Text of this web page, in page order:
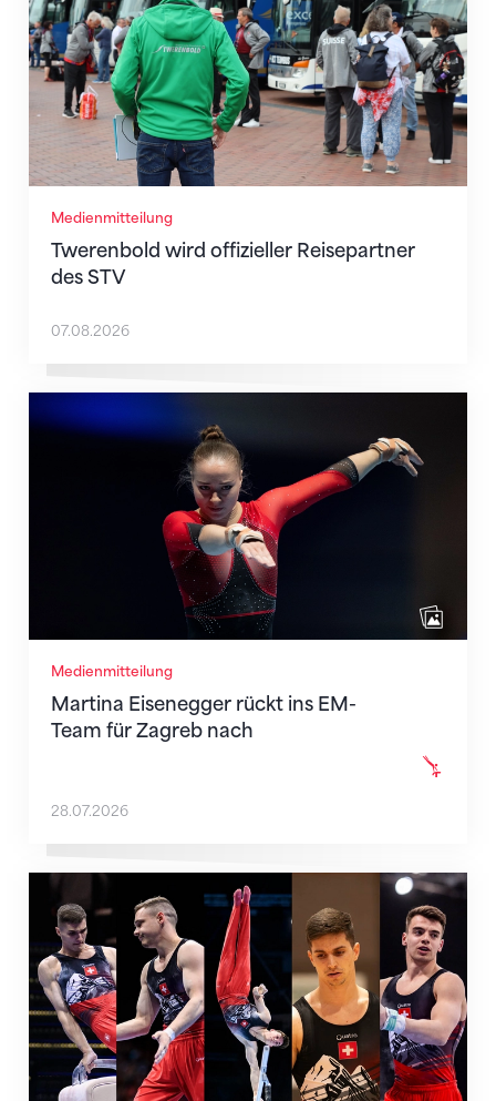
Medienmitteilung
Twerenbold wird offizieller Reisepartner
des STV
07.08.2026
Medienmitteilung
Martina Eisenegger rückt ins EM-
Team für Zagreb nach
28.07.2026
Männer-Team für die EM in Zagreb nominiert